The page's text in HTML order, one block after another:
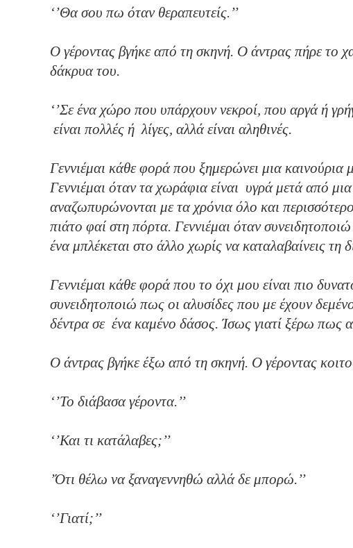
‘’Θα σου πω όταν
Ο γέροντας βγήκε από τη σκηνή. Ο άντρας πήρε το
δάκρυα του.
‘’Σε ένα χώρο που υπάρχουν νεκροί, που αργά ή
είναι πολλές ή λίγες, αλλά είναι αληθινές.
Γεννιέμαι κάθε φορά που ξημερώνει μια καινούρια
Γεννιέμαι όταν τα χωράφια είναι υγρά μετά από
αναζωπυρώνονται με τα χρόνια όλο και
πιάτο φαί στη πόρτα. Γεννιέμαι όταν
ένα μπλέκεται στο άλλο χωρίς να καταλαβαίνεις τη
Γεννιέμαι κάθε φορά που το όχι μου είναι πιο
συνειδητοποιώ πως οι αλυσίδες που με έχουν
δέντρα σε ένα καμένο δάσος. Ίσως γιατί ξέρω πως
Ο άντρας βγήκε έξω από τη σκηνή. Ο γέροντας
‘’Το διάβασα
‘’Και τι
’Ότι θέλω να